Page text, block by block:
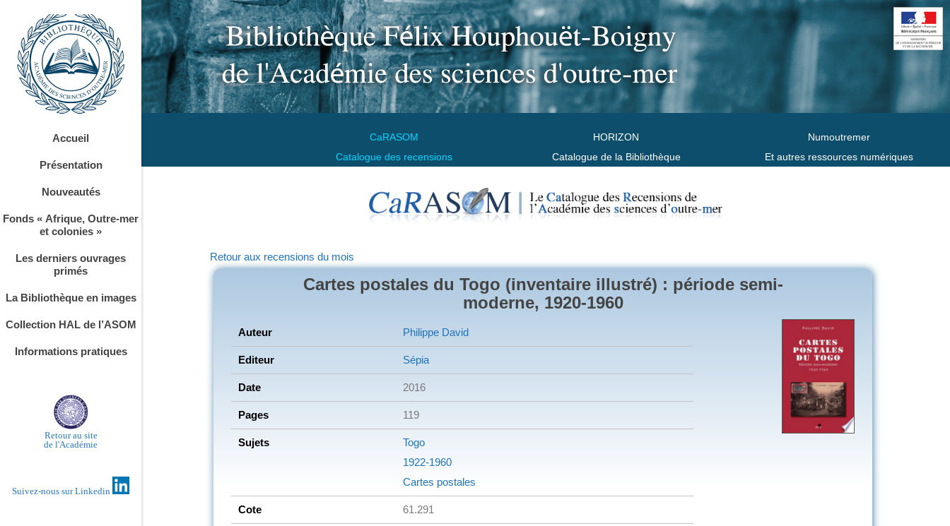
CaRASOM
Catalogue des recensions
HORIZON
Catalogue de la Bibliothèque
Numoutremer
Et autres ressources numériques
Accueil
Présentation
Nouveautés
Fonds « Afrique, Outre-mer
et colonies »
Les derniers ouvrages
primés
La Bibliothèque en images
Collection HAL de l’ASOM
Informations pratiques
Retour au site
de l'Académie
Suivez-nous sur Linkedin
Retour aux recensions du mois
Cartes postales du Togo (inventaire illustré) : période semi-
moderne, 1920-1960
Auteur Philippe David
Editeur Sépia
Date 2016
Pages 119
Sujets
Togo
1922-1960
Cartes postales
Cote 61.291